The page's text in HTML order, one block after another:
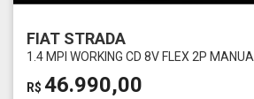
FIAT STRADA
1.4 MPI WORKING CD 8V FLEX 2P MANUAL
R$ 46.990,00